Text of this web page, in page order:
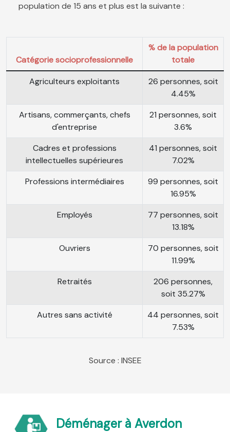
population de 15 ans et plus est la suivante :
Catégorie socioprofessionnelle
% de la population
totale
Agriculteurs exploitants
26 personnes, soit
4.45%
Artisans, commerçants, chefs
d'entreprise
21 personnes, soit
3.6%
Cadres et professions
intellectuelles supérieures
41 personnes, soit
7.02%
Professions intermédiaires
99 personnes, soit
16.95%
Employés
77 personnes, soit
13.18%
Ouvriers
70 personnes, soit
11.99%
Retraités
206 personnes,
soit 35.27%
Autres sans activité
44 personnes, soit
7.53%
Source : INSEE
Déménager à Averdon